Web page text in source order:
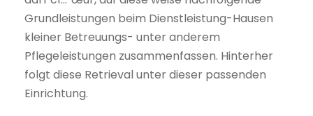
Grundleistungen beim Dienstleistung-Hausen
kleiner Betreuungs- unter anderem
Pflegeleistungen zusammenfassen. Hinterher
folgt diese Retrieval unter dieser passenden
Einrichtung.